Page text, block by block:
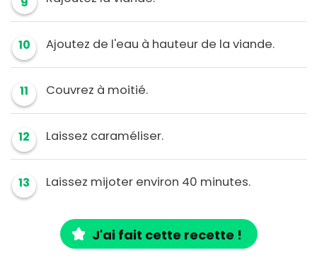
10 Ajoutez de l'eau à hauteur de la viande.
11 Couvrez à moitié.
12 Laissez caraméliser.
13 Laissez mijoter environ 40 minutes.
J'ai fait cette recette !